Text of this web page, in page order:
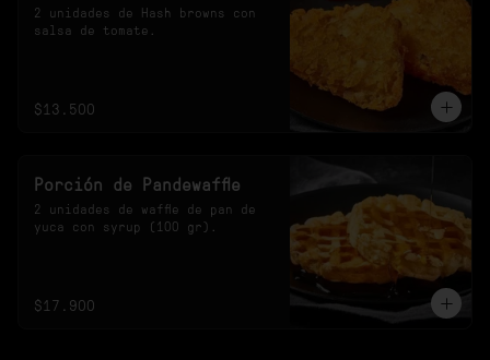
2 unidades de Hash browns con
salsa de tomate.
$13.500
Porción de Pandewaffle
2 unidades de waffle de pan de
yuca con syrup (100 gr).
$17.900